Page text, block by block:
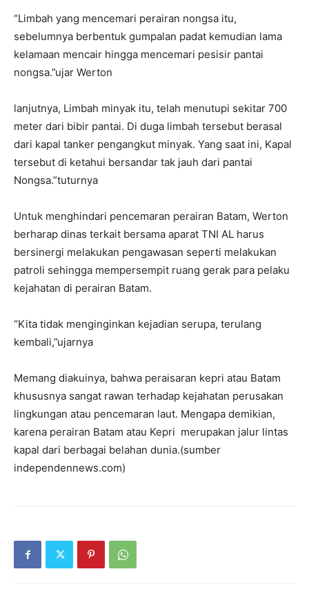
“Limbah yang mencemari perairan nongsa itu,
sebelumnya berbentuk gumpalan padat kemudian lama
kelamaan mencair hingga mencemari pesisir pantai
nongsa.”ujar Werton
lanjutnya, Limbah minyak itu, telah menutupi sekitar 700
meter dari bibir pantai. Di duga limbah tersebut berasal
dari kapal tanker pengangkut minyak. Yang saat ini, Kapal
tersebut di ketahui bersandar tak jauh dari pantai
Nongsa.”tuturnya
Untuk menghindari pencemaran perairan Batam, Werton
berharap dinas terkait bersama aparat TNI AL harus
bersinergi melakukan pengawasan seperti melakukan
patroli sehingga mempersempit ruang gerak para pelaku
kejahatan di perairan Batam.
“Kita tidak menginginkan kejadian serupa, terulang
kembali,”ujarnya
Memang diakuinya, bahwa peraisaran kepri atau Batam
khususnya sangat rawan terhadap kejahatan perusakan
lingkungan atau pencemaran laut. Mengapa demikian,
karena perairan Batam atau Kepri merupakan jalur lintas
kapal dari berbagai belahan dunia.(sumber
independennews.com)